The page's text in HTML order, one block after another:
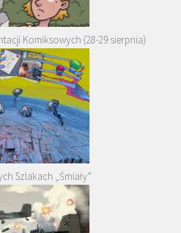
Komiksowych (28-29 sierpnia)
Szlakach „Śmiały”